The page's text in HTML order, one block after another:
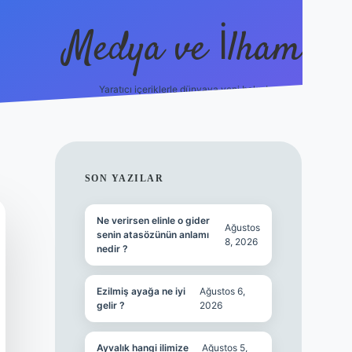
Medya ve İlham
Yaratıcı içeriklerle dünyaya yeni bakış!
SIDEBAR
SON YAZILAR
Ne verirsen elinle o gider
senin atasözünün anlamı
nedir ?
Ağustos
8, 2026
Ezilmiş ayağa ne iyi
gelir ?
Ağustos 6,
2026
Ayvalık hangi ilimize Ağustos 5,
ilbet.online/ grandoperabet giriş